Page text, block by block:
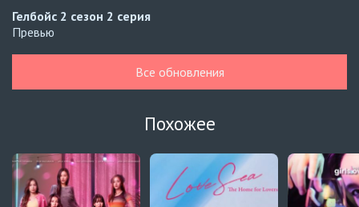
Гелбойс 2 сезон 2 серия
Превью
Автосабы русские / украинские
Огонь5 серия
Автосабы русские / украинские
Край горизонта9 серия
Все обновления
Похожее